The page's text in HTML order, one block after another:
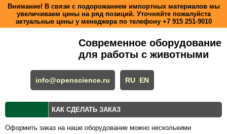
Внимание! В связи с подорожанием импортных материалов мы
увеличиваем цены на ряд позиций. Уточняйте пожалуйста
актуальные цены у менеджера по телефону +7 915 251-9010
Современное оборудование
для работы с животными
info@openscience.ru RU EN
КАК СДЕЛАТЬ ЗАКАЗ
Оформить заказ на наше оборудование можно несколькими